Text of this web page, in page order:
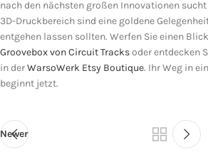
nach den nächsten großen Innovationen
3D-Druckbereich sind eine goldene
entgehen lassen sollten. Werfen Sie einen
Groovebox von Circuit Tracksoder entdecken
in derWarsoWerk Etsy Boutique. Ihr Weg in
beginnt jetzt.
Newer